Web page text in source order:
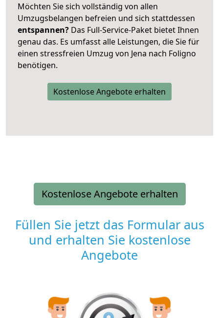
Möchten Sie sich vollständig von allen
Umzugsbelangen befreien und sich stattdessen
entspannen? Das Full-Service-Paket bietet Ihnen
genau das. Es umfasst alle Leistungen, die Sie für
einen stressfreien Umzug von Jena nach Foligno
benötigen.
Kostenlose Angebote erhalten
Kostenlose Angebote erhalten
Füllen Sie jetzt das Formular aus
und erhalten Sie kostenlose
Angebote